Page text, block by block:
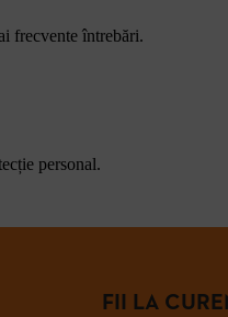
frecvente întrebări.
personal.
FII LA